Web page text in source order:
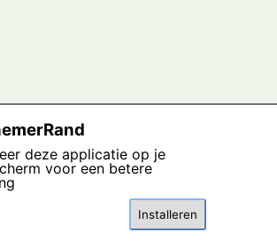
deze applicatie op je
voor een betere
Installeren